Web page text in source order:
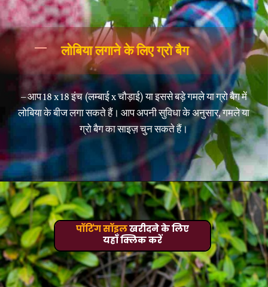
– आप 18 x 18 इंच (लम्बाई x चौड़ाई) या इससे बड़े गमले या ग्रो बैग में
लोबिया के बीज लगा सकते हैं। आप अपनी सुविधा के अनुसार, गमले या
ग्रो बैग का साइज़ चुन सकते हैं।
लोबिया लगाने के लिए ग्रो बैग
पॉटिंग सॉइलखरीदने के लिए
यहाँ क्लिक करें